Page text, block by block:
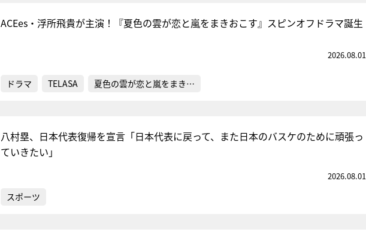
ACEes・浮所飛貴が主演！『夏色の雲が恋と嵐をまきおこす』スピンオフドラマ誕生
2026.08.01
ドラマ TELASA 夏色の雲が恋と嵐をまき…
八村塁、日本代表復帰を宣言「日本代表に戻って、また日本のバスケのために頑張っ
ていきたい」
2026.08.01
スポーツ